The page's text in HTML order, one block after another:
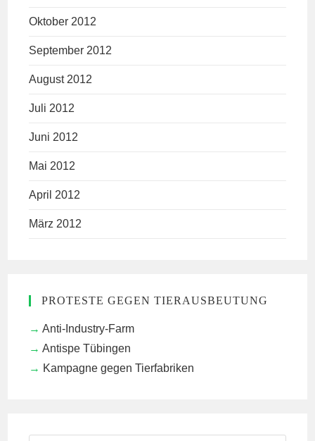
Oktober 2012
September 2012
August 2012
Juli 2012
Juni 2012
Mai 2012
April 2012
März 2012
PROTESTE GEGEN TIERAUSBEUTUNG
Anti-Industry-Farm
Antispe Tübingen
Kampagne gegen Tierfabriken